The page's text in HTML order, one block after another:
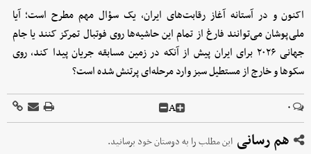
اکنون و در آستانه آغاز رقابت‌های ایران، یک سؤال مهم مطرح است؛ آیا
ملی‌پوشان می‌توانند فارغ از تمام این حاشیه‌ها روی فوتبال تمرکز کنند یا جام
جهانی ۲۰۲۶ برای ایران پیش از آنکه در زمین مسابقه جریان پیدا کند، روی
سکوها و خارج از مستطیل سبز وارد مرحله‌ای پرتنش شده است؟
۰ A
هم رسانی این مطلب را به دوستان خود برسانید.